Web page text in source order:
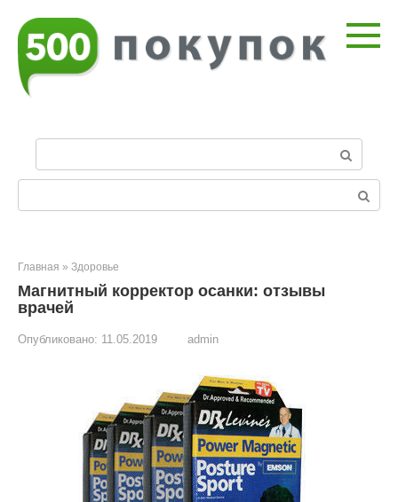
контенту
о
и
Главная » Здоровье
Магнитный корректор осанки: отзывы
врачей
Опубликовано: 11.05.2019 admin